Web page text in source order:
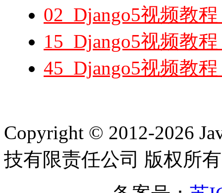
02_Django5视频教
15_Django5视频教
45_Django5视频教
Copyright © 2012-2026
技有限责任公司 版权所有